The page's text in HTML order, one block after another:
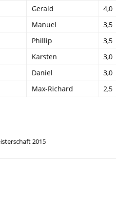
Gerald 4,0
Manuel 3,5
Phillip 3,5
Karsten 3,0
Daniel 3,0
Max-Richard 2,5
2015